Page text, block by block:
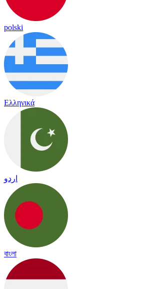
polski
Ελληνικά
اردو
বাংলা